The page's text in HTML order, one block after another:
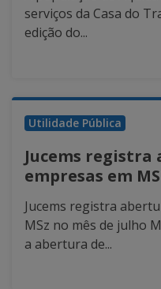
serviços da Casa do
edição do...
Utilidade Pública
Jucems registra
empresas em
Jucems registra
MSz no mês de julho
a abertura de...